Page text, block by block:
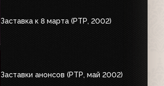
Заставка к 8 марта (РТР, 2002)
Заставки анонсов (РТР, май 2002)